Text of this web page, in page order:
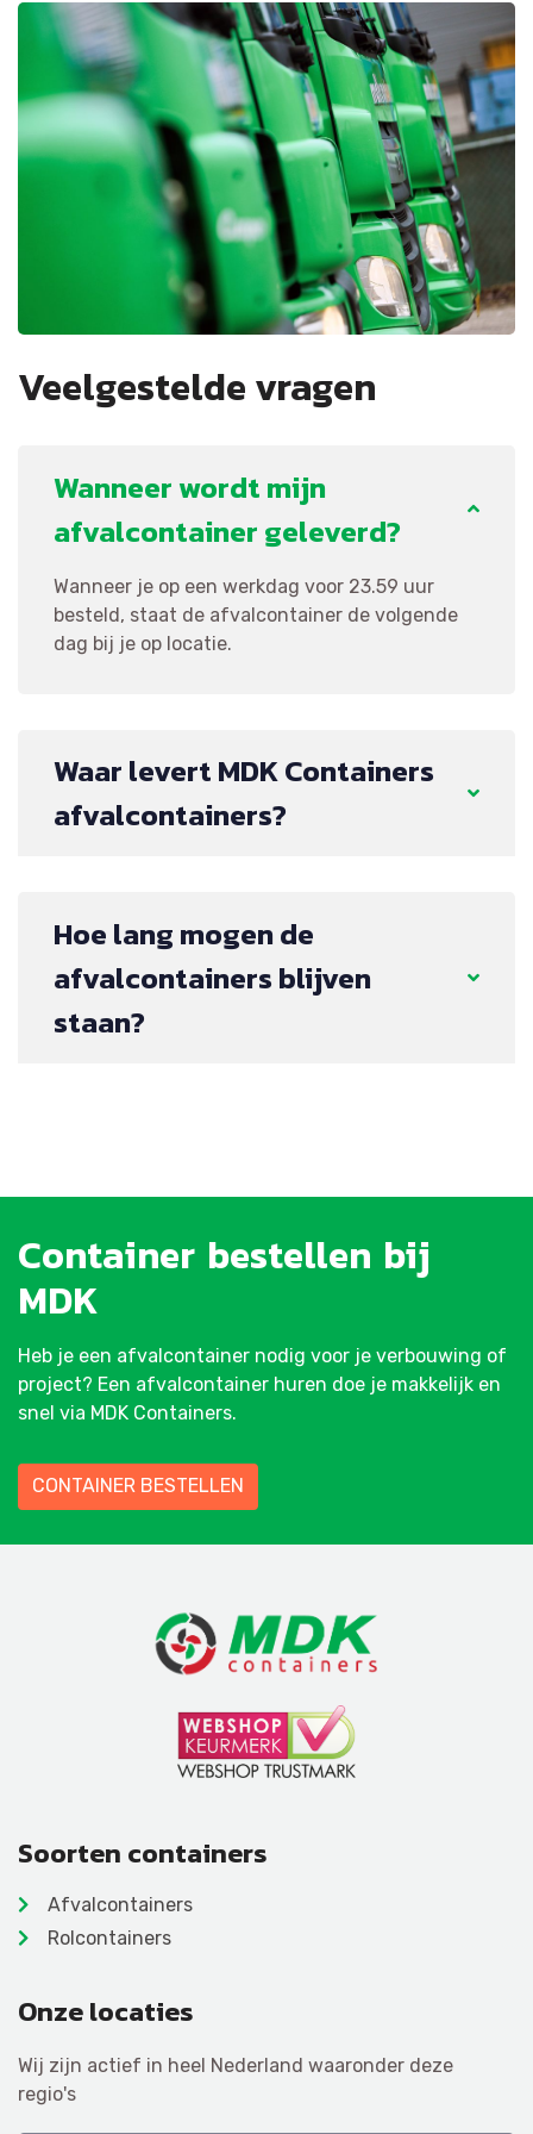
Veelgestelde vragen
Wanneer wordt mijn
afvalcontainer geleverd?
Wanneer je op een werkdag voor 23.59 uur
besteld, staat de afvalcontainer de volgende
dag bij je op locatie.
Waar levert MDK Containers
afvalcontainers?
Hoe lang mogen de
afvalcontainers blijven
staan?
Container bestellen bij
MDK
Heb je een afvalcontainer nodig voor je verbouwing of
project? Een afvalcontainer huren doe je makkelijk en
snel via MDK Containers.
CONTAINER BESTELLEN
Soorten containers
Afvalcontainers
Rolcontainers
Onze locaties
Wij zijn actief in heel Nederland waaronder deze
regio's